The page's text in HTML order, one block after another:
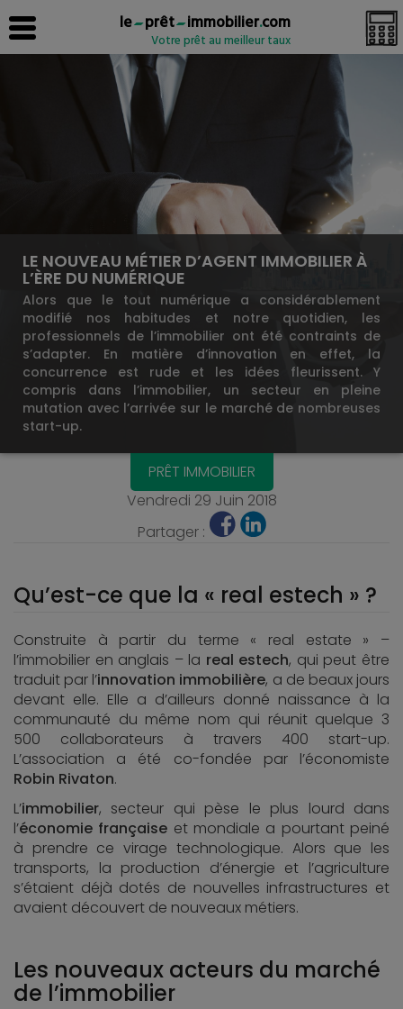
le prêt immobilier.com
Votre prêt au meilleur taux
LE NOUVEAU MÉTIER D’AGENT IMMOBILIER À
L’ÈRE DU NUMÉRIQUE
Alors que le tout numérique a considérablement
modifié nos habitudes et notre quotidien, les
professionnels de l’immobilier ont été contraints de
s’adapter. En matière d’innovation en effet, la
concurrence est rude et les idées fleurissent. Y
compris dans l’immobilier, un secteur en pleine
mutation avec l’arrivée sur le marché de nombreuses
start-up.
PRÊT IMMOBILIER
Vendredi 29 Juin 2018
Partager :
Qu’est-ce que la « real estech » ?
Construite à partir du terme « real estate » –
l’immobilier en anglais – la real estech, qui peut être
traduit par l’innovation immobilière, a de beaux jours
devant elle. Elle a d’ailleurs donné naissance à la
communauté du même nom qui réunit quelque 3
500 collaborateurs à travers 400 start-up.
L’association a été co-fondée par l’économiste
Robin Rivaton.
L’immobilier, secteur qui pèse le plus lourd dans
l’économie française et mondiale a pourtant peiné
à prendre ce virage technologique. Alors que les
transports, la production d’énergie et l’agriculture
s’étaient déjà dotés de nouvelles infrastructures et
avaient découvert de nouveaux métiers.
Les nouveaux acteurs du marché
de l’immobilier